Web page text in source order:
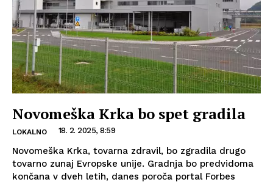
Novomeška Krka bo spet gradila
LOKALNO 18. 2. 2025, 8:59
Novomeška Krka, tovarna zdravil, bo zgradila drugo
tovarno zunaj Evropske unije. Gradnja bo predvidoma
končana v dveh letih, danes poroča portal Forbes